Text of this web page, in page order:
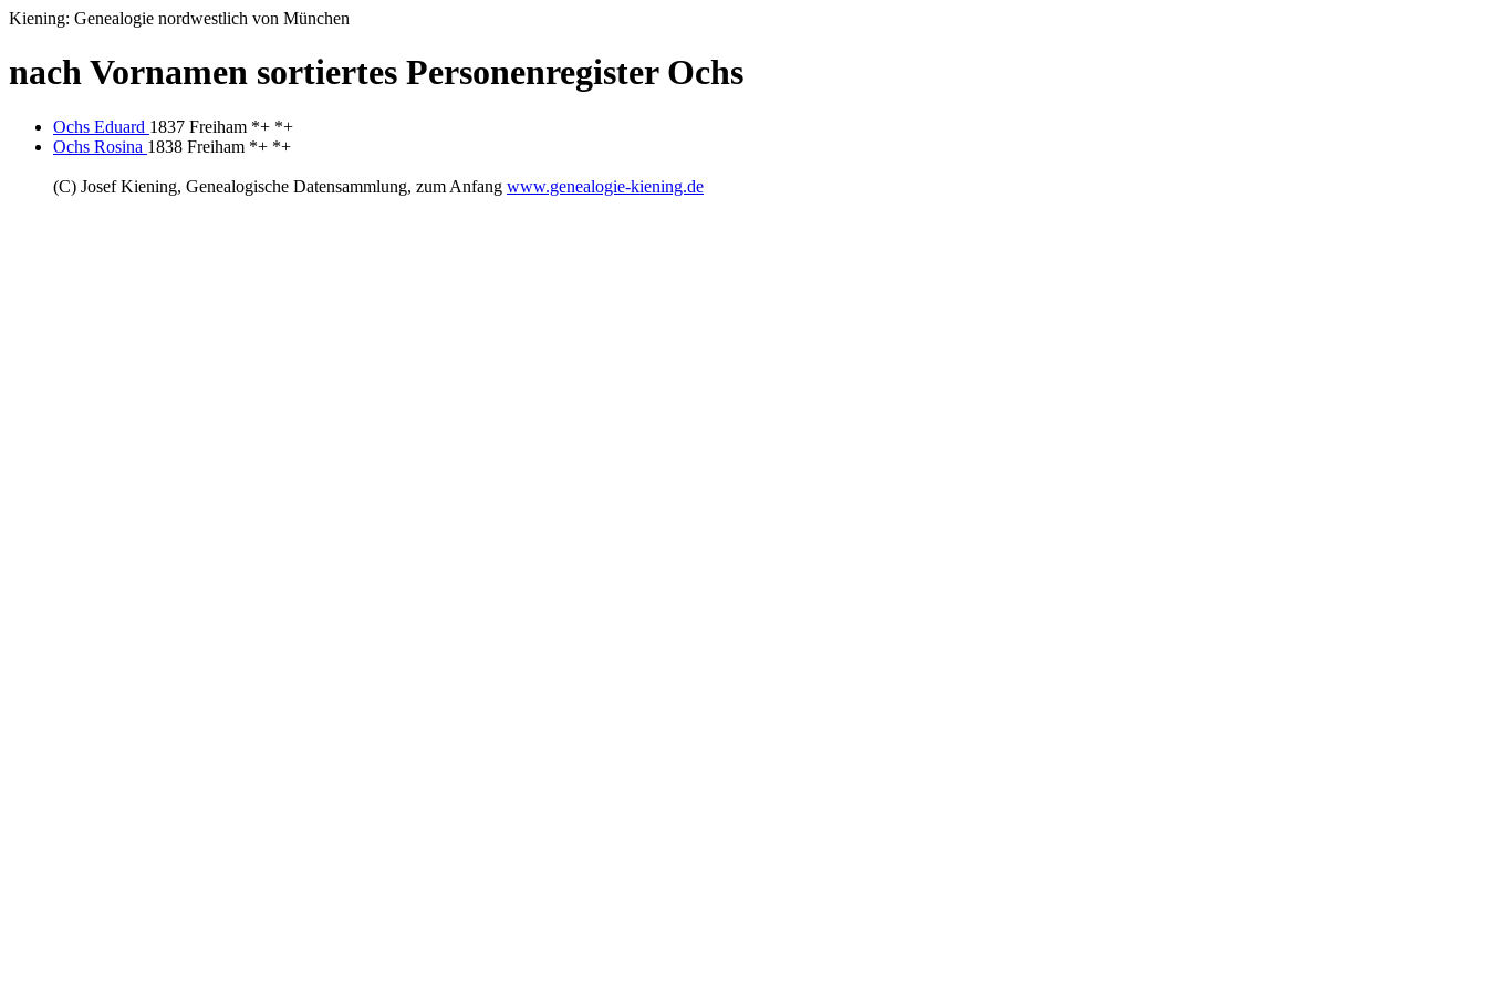
Kiening: Genealogie nordwestlich von München
nach Vornamen sortiertes Personenregister Ochs
Ochs Eduard 1837 Freiham *+ *+
Ochs Rosina 1838 Freiham *+ *+
(C) Josef Kiening, Genealogische Datensammlung, zum Anfang www.genealogie-kiening.de